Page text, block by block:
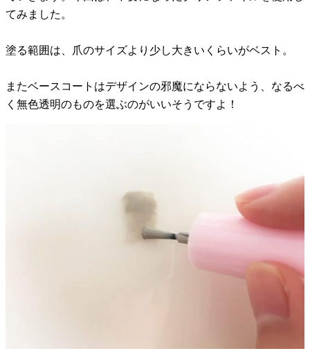
てみました。
塗る範囲は、爪のサイズより少し大きいくらいがベスト。
またベースコートはデザインの邪魔にならないよう、なるべ
く無色透明のものを選ぶのがいいそうですよ！